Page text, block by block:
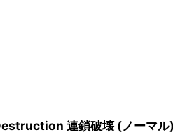
連鎖破壊 (ノーマル)